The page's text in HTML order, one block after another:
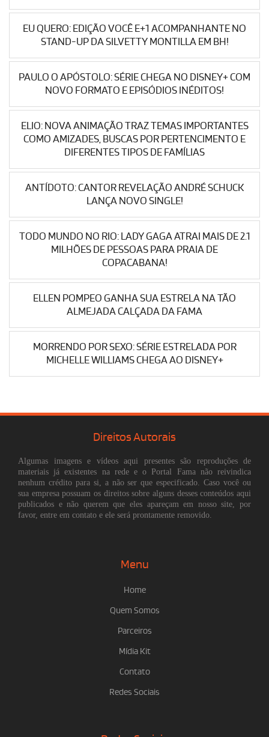
EU QUERO: EDIÇÃO VOCÊ E+1 ACOMPANHANTE NO
STAND-UP DA SILVETTY MONTILLA EM BH!
PAULO O APÓSTOLO: SÉRIE CHEGA NO DISNEY+ COM
NOVO FORMATO E EPISÓDIOS INÉDITOS!
ELIO: NOVA ANIMAÇÃO TRAZ TEMAS IMPORTANTES
COMO AMIZADES, BUSCAS POR PERTENCIMENTO E
DIFERENTES TIPOS DE FAMÍLIAS
ANTÍDOTO: CANTOR REVELAÇÃO ANDRÉ SCHUCK
LANÇA NOVO SINGLE!
TODO MUNDO NO RIO: LADY GAGA ATRAI MAIS DE 2.1
MILHÕES DE PESSOAS PARA PRAIA DE
COPACABANA!
ELLEN POMPEO GANHA SUA ESTRELA NA TÃO
ALMEJADA CALÇADA DA FAMA
MORRENDO POR SEXO: SÉRIE ESTRELADA POR
MICHELLE WILLIAMS CHEGA AO DISNEY+
Direitos Autorais
Algumas imagens e vídeos aqui presentes são reproduções de
materiais já existentes na rede e o Portal Fama não reivindica
nenhum crédito para si, a não ser que especificado. Caso você ou
sua empresa possuam os direitos sobre alguns desses conteúdos aqui
publicados e não querem que eles apareçam em nosso site, por
favor, entre em contato e ele será prontamente removido.
Menu
Home
Quem Somos
Parceiros
Mídia Kit
Contato
Redes Sociais